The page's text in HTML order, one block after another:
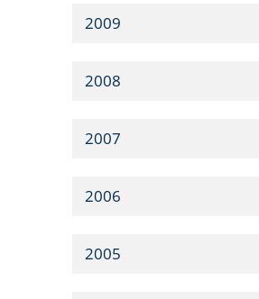
2009
2008
2007
2006
2005